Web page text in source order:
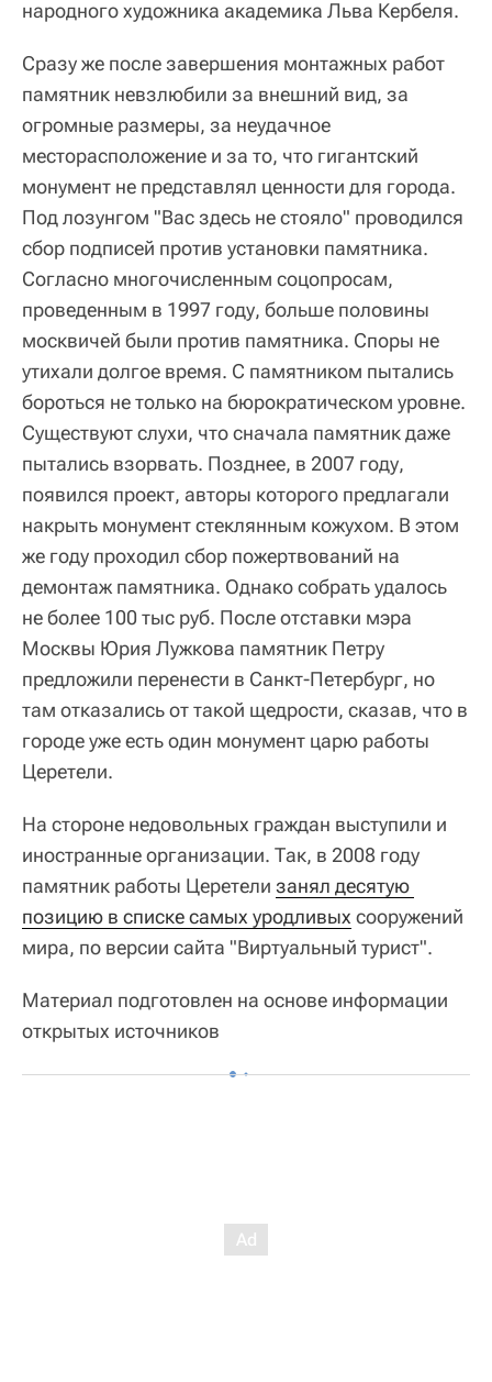
народного художника академика Льва Кербеля.
Сразу же после завершения монтажных работ
памятник невзлюбили за внешний вид, за
огромные размеры, за неудачное
месторасположение и за то, что гигантский
монумент не представлял ценности для города.
Под лозунгом "Вас здесь не стояло" проводился
сбор подписей против установки памятника.
Согласно многочисленным соцопросам,
проведенным в 1997 году, больше половины
москвичей были против памятника. Споры не
утихали долгое время. С памятником пытались
бороться не только на бюрократическом уровне.
Существуют слухи, что сначала памятник даже
пытались взорвать. Позднее, в 2007 году,
появился проект, авторы которого предлагали
накрыть монумент стеклянным кожухом. В этом
же году проходил сбор пожертвований на
демонтаж памятника. Однако собрать удалось
не более 100 тыс руб. После отставки мэра
Москвы Юрия Лужкова памятник Петру
предложили перенести в Санкт-Петербург, но
там отказались от такой щедрости, сказав, что в
городе уже есть один монумент царю работы
Церетели.
На стороне недовольных граждан выступили и
иностранные организации. Так, в 2008 году
памятник работы Церетели занял десятую
позицию в списке самых уродливых сооружений
мира, по версии сайта "Виртуальный турист".
Материал подготовлен на основе информации
открытых источников